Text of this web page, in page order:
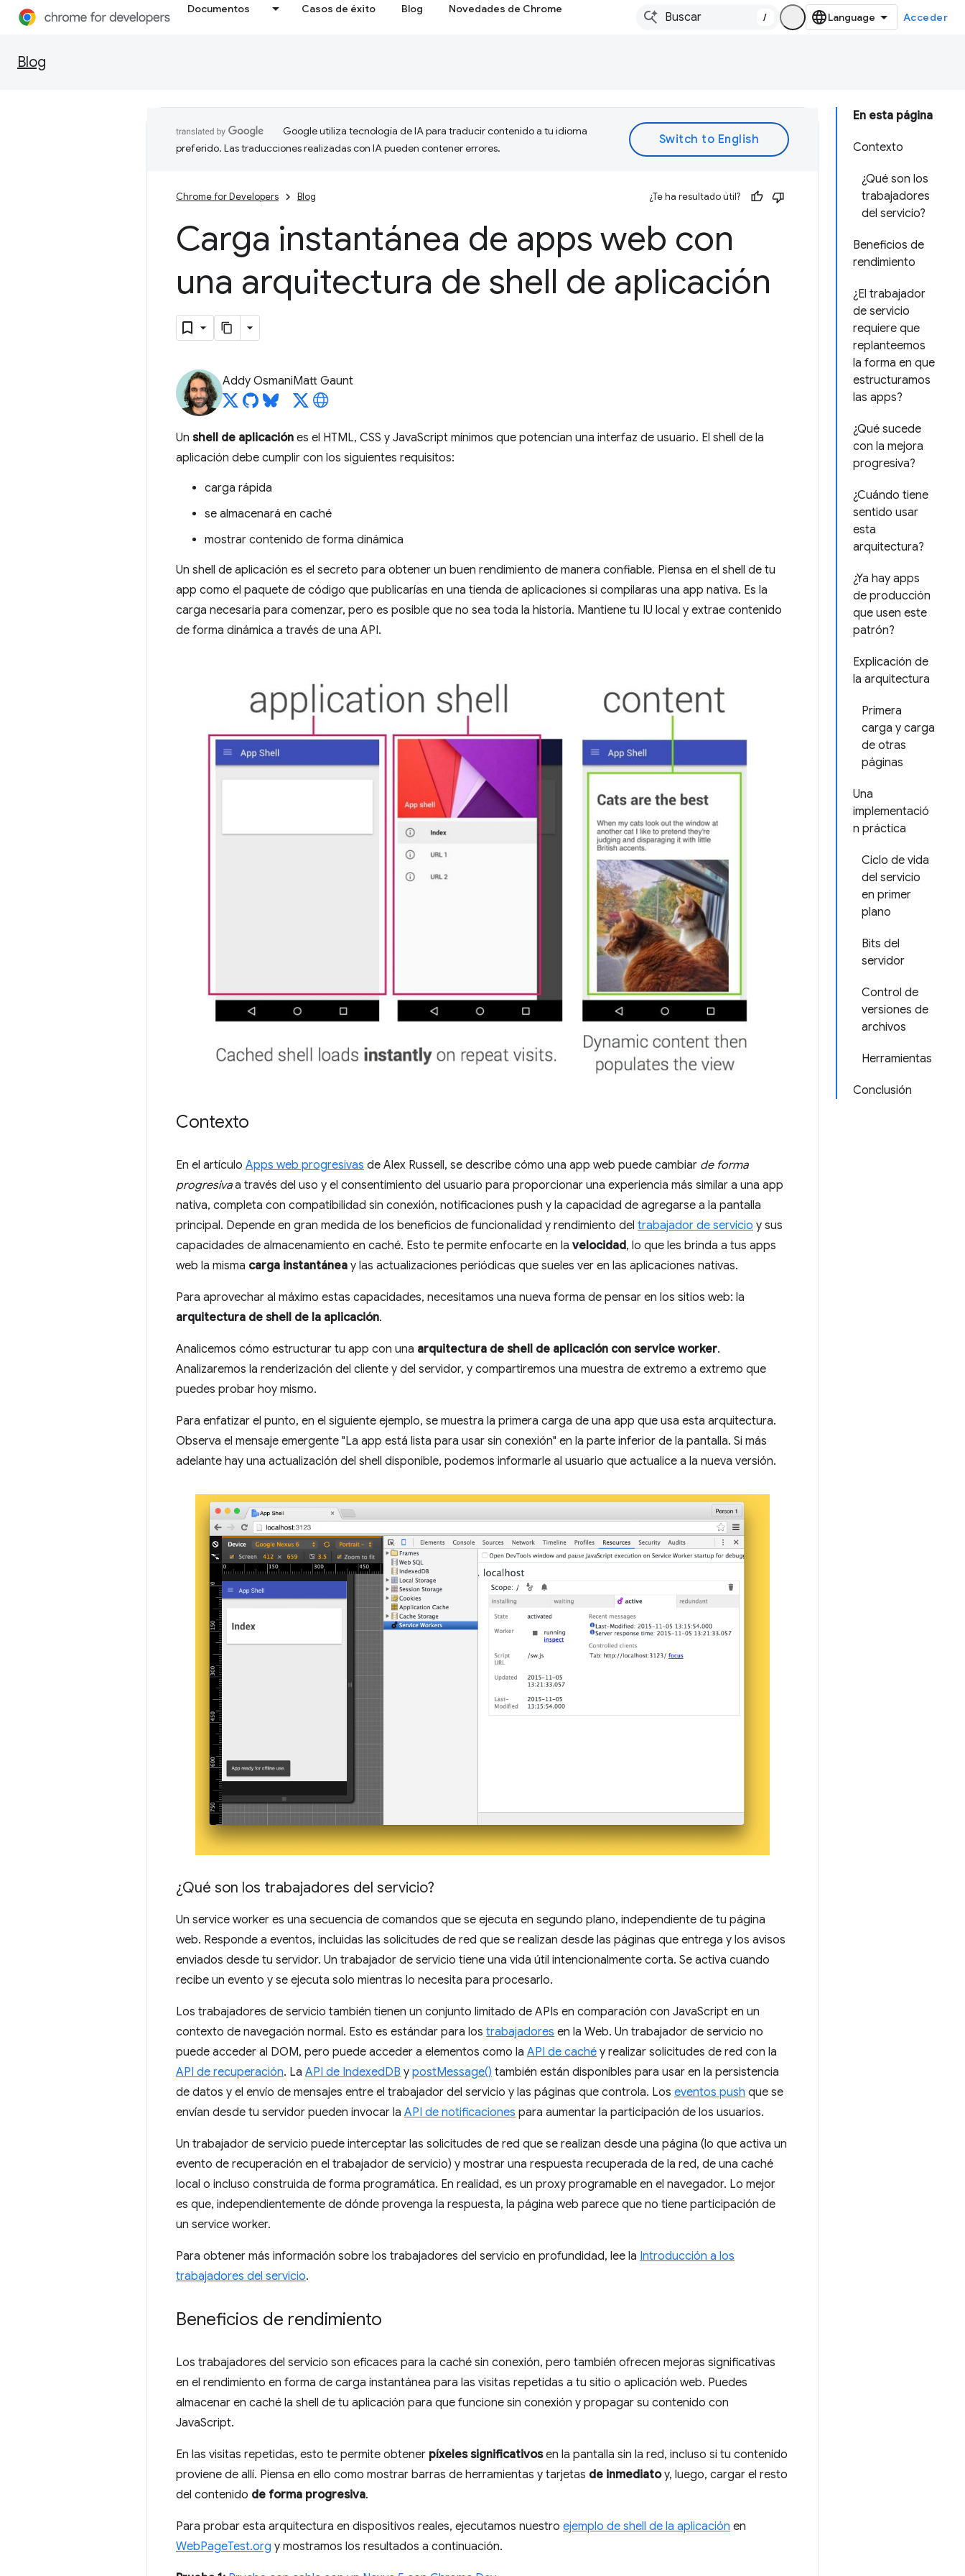
Documentos Casos de éxito Blog Novedades de Chrome
/ Acceder
Blog
En esta página
Contexto
¿Qué son los
trabajadores
del servicio?
Beneficios de
rendimiento
¿El trabajador
de servicio
requiere que
replanteemos
la forma en que
estructuramos
las apps?
¿Qué sucede
con la mejora
progresiva?
¿Cuándo tiene
sentido usar
esta
arquitectura?
¿Ya hay apps
de producción
que usen este
patrón?
Explicación de
la arquitectura
Primera
carga y carga
de otras
páginas
Una
implementació
n práctica
Ciclo de vida
del servicio
en primer
plano
Bits del
servidor
Control de
versiones de
archivos
Herramientas
Conclusión
Google utiliza tecnología de IA para traducir contenido a tu idioma
preferido. Las traducciones realizadas con IA pueden contener errores.
Chrome for Developers Blog ¿Te ha resultado útil?
Carga instantánea de apps web con
una arquitectura de shell de aplicación
Addy OsmaniMatt Gaunt
Un shell de aplicación es el HTML, CSS y JavaScript mínimos que potencian una interfaz de usuario. El shell de la
aplicación debe cumplir con los siguientes requisitos:
carga rápida
se almacenará en caché
mostrar contenido de forma dinámica
Un shell de aplicación es el secreto para obtener un buen rendimiento de manera confiable. Piensa en el shell de tu
app como el paquete de código que publicarías en una tienda de aplicaciones si compilaras una app nativa. Es la
carga necesaria para comenzar, pero es posible que no sea toda la historia. Mantiene tu IU local y extrae contenido
de forma dinámica a través de una API.
Contexto
En el artículo Apps web progresivas de Alex Russell, se describe cómo una app web puede cambiar de forma
progresivaa través del uso y el consentimiento del usuario para proporcionar una experiencia más similar a una app
nativa, completa con compatibilidad sin conexión, notificaciones push y la capacidad de agregarse a la pantalla
principal. Depende en gran medida de los beneficios de funcionalidad y rendimiento del trabajador de servicio y sus
capacidades de almacenamiento en caché. Esto te permite enfocarte en la velocidad, lo que les brinda a tus apps
web la misma carga instantánea y las actualizaciones periódicas que sueles ver en las aplicaciones nativas.
Para aprovechar al máximo estas capacidades, necesitamos una nueva forma de pensar en los sitios web: la
arquitectura de shell de la aplicación.
Analicemos cómo estructurar tu app con una arquitectura de shell de aplicación con service worker.
Analizaremos la renderización del cliente y del servidor, y compartiremos una muestra de extremo a extremo que
puedes probar hoy mismo.
Para enfatizar el punto, en el siguiente ejemplo, se muestra la primera carga de una app que usa esta arquitectura.
Observa el mensaje emergente "La app está lista para usar sin conexión" en la parte inferior de la pantalla. Si más
adelante hay una actualización del shell disponible, podemos informarle al usuario que actualice a la nueva versión.
¿Qué son los trabajadores del servicio?
Un service worker es una secuencia de comandos que se ejecuta en segundo plano, independiente de tu página
web. Responde a eventos, incluidas las solicitudes de red que se realizan desde las páginas que entrega y los avisos
enviados desde tu servidor. Un trabajador de servicio tiene una vida útil intencionalmente corta. Se activa cuando
recibe un evento y se ejecuta solo mientras lo necesita para procesarlo.
Los trabajadores de servicio también tienen un conjunto limitado de APIs en comparación con JavaScript en un
contexto de navegación normal. Esto es estándar para los trabajadores en la Web. Un trabajador de servicio no
puede acceder al DOM, pero puede acceder a elementos como la API de caché y realizar solicitudes de red con la
API de recuperación. La API de IndexedDB y postMessage() también están disponibles para usar en la persistencia
de datos y el envío de mensajes entre el trabajador del servicio y las páginas que controla. Los eventos push que se
envían desde tu servidor pueden invocar la API de notificaciones para aumentar la participación de los usuarios.
Un trabajador de servicio puede interceptar las solicitudes de red que se realizan desde una página (lo que activa un
evento de recuperación en el trabajador de servicio) y mostrar una respuesta recuperada de la red, de una caché
local o incluso construida de forma programática. En realidad, es un proxy programable en el navegador. Lo mejor
es que, independientemente de dónde provenga la respuesta, la página web parece que no tiene participación de
un service worker.
Para obtener más información sobre los trabajadores del servicio en profundidad, lee la Introducción a los
trabajadores del servicio.
Beneficios de rendimiento
Los trabajadores del servicio son eficaces para la caché sin conexión, pero también ofrecen mejoras significativas
en el rendimiento en forma de carga instantánea para las visitas repetidas a tu sitio o aplicación web. Puedes
almacenar en caché la shell de tu aplicación para que funcione sin conexión y propagar su contenido con
JavaScript.
En las visitas repetidas, esto te permite obtener píxeles significativosen la pantalla sin la red, incluso si tu contenido
proviene de allí. Piensa en ello como mostrar barras de herramientas y tarjetas de inmediatoy, luego, cargar el resto
del contenido de forma progresiva.
Para probar esta arquitectura en dispositivos reales, ejecutamos nuestro ejemplo de shell de la aplicación en
WebPageTest.org y mostramos los resultados a continuación.